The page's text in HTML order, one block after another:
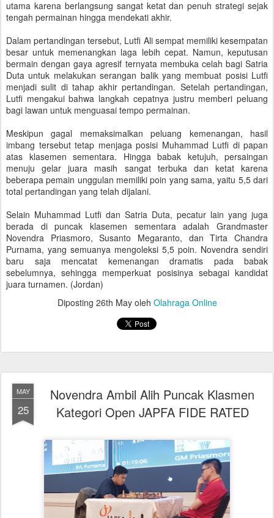
utama karena berlangsung sangat ketat dan penuh strategi sejak
tengah permainan hingga mendekati akhir.
Dalam pertandingan tersebut, Lutfi Ali sempat memiliki kesempatan
besar untuk memenangkan laga lebih cepat. Namun, keputusan
bermain dengan gaya agresif ternyata membuka celah bagi Satria
Duta untuk melakukan serangan balik yang membuat posisi Lutfi
menjadi sulit di tahap akhir pertandingan. Setelah pertandingan,
Lutfi mengakui bahwa langkah cepatnya justru memberi peluang
bagi lawan untuk menguasai tempo permainan.
Meskipun gagal memaksimalkan peluang kemenangan, hasil
imbang tersebut tetap menjaga posisi Muhammad Lutfi di papan
atas klasemen sementara. Hingga babak ketujuh, persaingan
menuju gelar juara masih sangat terbuka dan ketat karena
beberapa pemain unggulan memiliki poin yang sama, yaitu 5,5 dari
total pertandingan yang telah dijalani.
Selain Muhammad Lutfi dan Satria Duta, pecatur lain yang juga
berada di puncak klasemen sementara adalah Grandmaster
Novendra Priasmoro, Susanto Megaranto, dan Tirta Chandra
Purnama, yang semuanya mengoleksi 5,5 poin. Novendra sendiri
baru saja mencatat kemenangan dramatis pada babak
sebelumnya, sehingga memperkuat posisinya sebagai kandidat
juara turnamen. (Jordan)
Diposting 26th Mayoleh Olahraga Online
MAY
25
Novendra Ambil Alih Puncak Klasmen
Kategori Open JAPFA FIDE RATED